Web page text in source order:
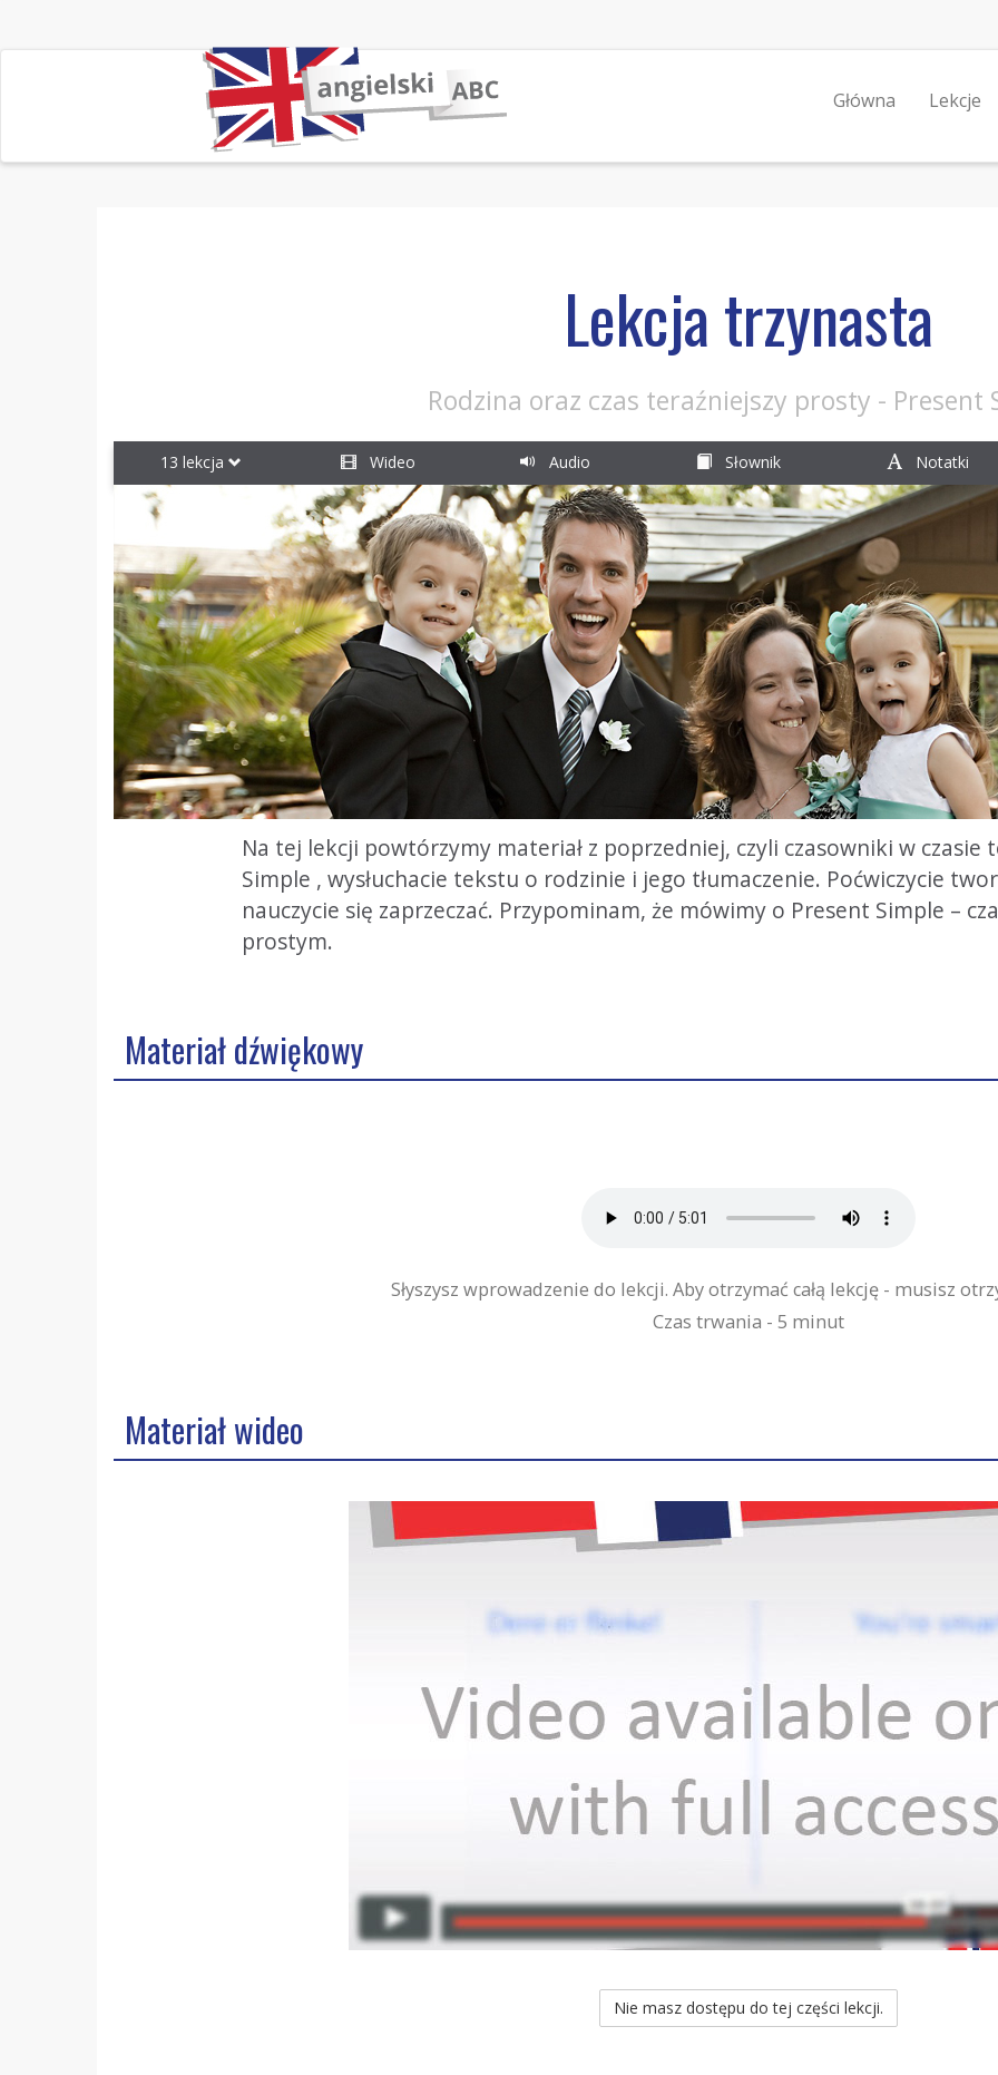
Główna Lekcje
Lekcja trzynasta
Rodzina oraz czas teraźniejszy prosty - Present
13 lekcja Wideo Audio Słownik Notatki
Na tej lekcji powtórzymy materiał z poprzedniej, czyli czasowniki w czasie
Simple , wysłuchacie tekstu o rodzinie i jego tłumaczenie. Poćwiczycie
nauczycie się zaprzeczać. Przypominam, że mówimy o Present Simple –
prostym.
Materiał dźwiękowy
Słyszysz wprowadzenie do lekcji. Aby otrzymać całą lekcję - musisz
Czas trwania - 5 minut
Materiał wideo
Nie masz dostępu do tej części lekcji.